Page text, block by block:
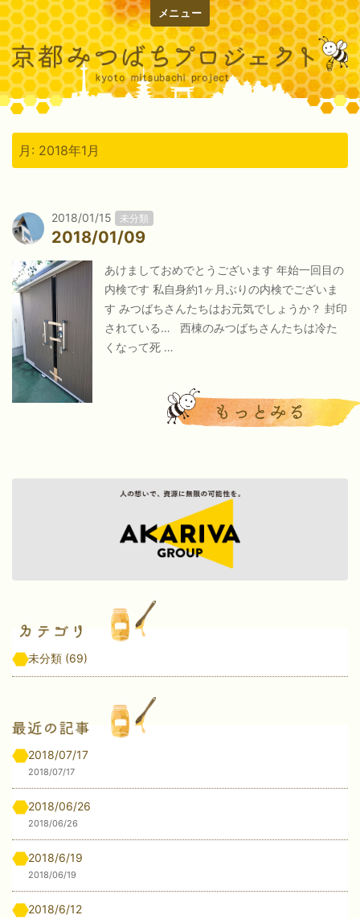
メニュー
月: 2018年1月
2018/01/15 未分類
2018/01/09
あけましておめでとうございます 年始一回目の
内検です 私自身約1ヶ月ぶりの内検でございま
す みつばちさんたちはお元気でしょうか？ 封印
されている… 西棟のみつばちさんたちは冷た
くなって死 …
未分類 (69)
2018/07/17
2018/07/17
2018/06/26
2018/06/26
2018/6/19
2018/06/19
2018/6/12